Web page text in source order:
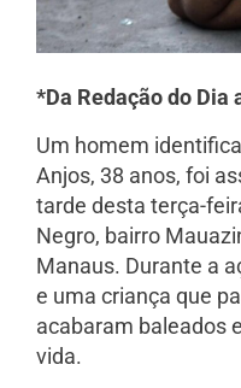
*Da Redação do Dia
Um homem
Anjos, 38 anos, foi
tarde desta terça-
Negro, bairro
Manaus. Durante a
e uma criança que
acabaram baleados
vida.